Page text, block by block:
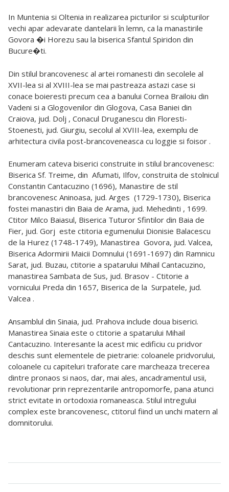
In Muntenia si Oltenia in realizarea picturilor si sculpturilor
vechi apar adevarate dantelarii în lemn, ca la manastirile
Govora �i Horezu sau la biserica Sfantul Spiridon din
Bucure�ti.
Din stilul brancovenesc al artei romanesti din secolele al
XVII-lea si al XVIII-lea se mai pastreaza astazi case si
conace boieresti precum cea a banului Cornea Brailoiu din
Vadeni si a Glogovenilor din Glogova, Casa Baniei din
Craiova, jud. Dolj , Conacul Druganescu din Floresti-
Stoenesti, jud. Giurgiu, secolul al XVIII-lea, exemplu de
arhitectura civila post-brancoveneasca cu loggie si foisor .
Enumeram cateva biserici construite in stilul brancovenesc:
Biserica Sf. Treime, din Afumati, Ilfov, construita de stolnicul
Constantin Cantacuzino (1696), Manastire de stil
brancovenesc Aninoasa, jud. Arges (1729-1730), Biserica
fostei manastiri din Baia de Arama, jud. Mehedinti , 1699.
Ctitor Milco Baiasul, Biserica Tuturor Sfintilor din Baia de
Fier, jud. Gorj este ctitoria egumenului Dionisie Balacescu
de la Hurez (1748-1749), Manastirea Govora, jud. Valcea,
Biserica Adormirii Maicii Domnului (1691-1697) din Ramnicu
Sarat, jud. Buzau, ctitorie a spatarului Mihail Cantacuzino,
manastirea Sambata de Sus, jud. Brasov - Ctitorie a
vornicului Preda din 1657, Biserica de la Surpatele, jud.
Valcea .
Ansamblul din Sinaia, jud. Prahova include doua biserici.
Manastirea Sinaia este o ctitorie a spatarului Mihail
Cantacuzino. Interesante la acest mic edificiu cu pridvor
deschis sunt elementele de pietrarie: coloanele pridvorului,
coloanele cu capiteluri traforate care marcheaza trecerea
dintre pronaos si naos, dar, mai ales, ancadramentul usii,
revolutionar prin reprezentarile antropomorfe, pana atunci
strict evitate in ortodoxia romaneasca. Stilul intregului
complex este brancovenesc, ctitorul fiind un unchi matern al
domnitorului.